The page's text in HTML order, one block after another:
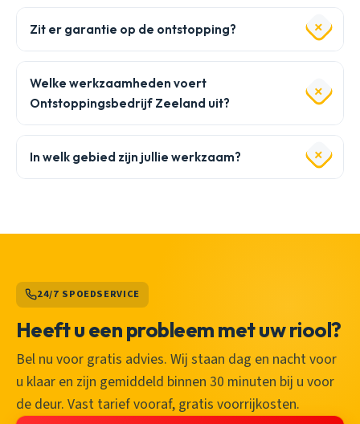
Zit er garantie op de ontstopping?
Welke werkzaamheden voert
Ontstoppingsbedrijf Zeeland uit?
In welk gebied zijn jullie werkzaam?
24/7 SPOEDSERVICE
Heeft u een probleem met uw riool?
Bel nu voor gratis advies. Wij staan dag en nacht voor
u klaar en zijn gemiddeld binnen 30 minuten bij u voor
de deur. Vast tarief vooraf, gratis voorrijkosten.